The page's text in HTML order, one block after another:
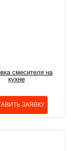
смесителя на
кухне